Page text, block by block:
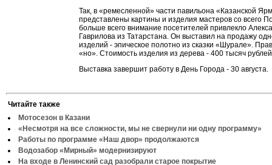
Так, в «ремесленной» части павильона «Казанской
представлены картины и изделия мастеров со всего
больше всего внимание посетителей привлекло
Гаврилова из Татарстана. Он выставил на продажу
изделий - эпическое полотно из сказки «Шурале».
«но». Стоимость изделия из дерева - 400 тысяч
Выставка завершит работу в День Города - 30 августа.
Читайте также
Мотосезон в Казани
«Несмотря на все сложности, мы не свернули ни одну программу»
Работы по программе «Наш двор» продолжаются
Водозабор «Мирный» модернизируют
На входе в Ленинский сад разобрали старое покрытие